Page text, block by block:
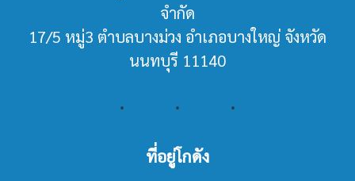
จำกัด
17/5 หมู่3 ตำบลบางม่วง อำเภอบางใหญ่ จังหวัด
นนทบุรี 11140
ที่อยู่โกดัง